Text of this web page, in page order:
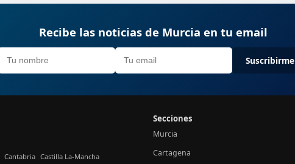
Recibe las noticias de Murcia en tu email
Suscribirme
Cantabria Castilla La-Mancha
Secciones
Murcia
Cartagena